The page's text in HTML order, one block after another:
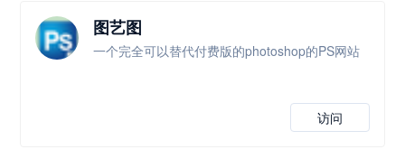
图艺图
一个完全可以替代付费版的photoshop的PS网站
访问